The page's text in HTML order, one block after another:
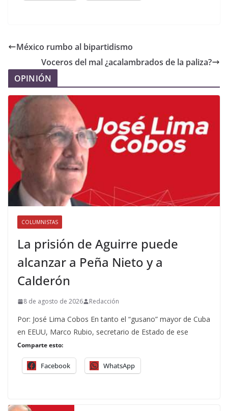
México rumbo al bipartidismo
Voceros del mal ¿acalambrados de la paliza?
OPINIÓN
COLUMNISTAS
La prisión de Aguirre puede
alcanzar a Peña Nieto y a
Calderón
8 de agosto de 2026 Redacción
Por: José Lima Cobos En tanto el “gusano” mayor de Cuba
en EEUU, Marco Rubio, secretario de Estado de ese
Comparte esto:
Facebook WhatsApp